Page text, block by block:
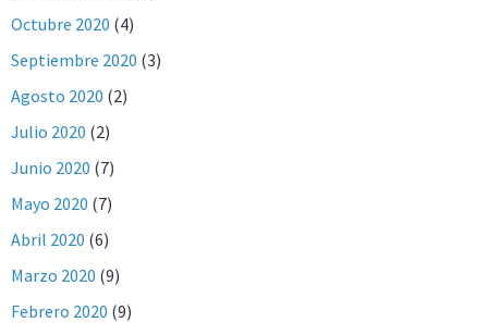
Octubre 2020 (4)
Septiembre 2020 (3)
Agosto 2020 (2)
Julio 2020 (2)
Junio 2020 (7)
Mayo 2020 (7)
Abril 2020 (6)
Marzo 2020 (9)
Febrero 2020 (9)